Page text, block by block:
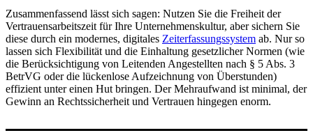
Zusammenfassend lässt sich sagen: Nutzen Sie die Freiheit der
Vertrauensarbeitszeit für Ihre Unternehmenskultur, aber sichern Sie
diese durch ein modernes, digitales Zeiterfassungssystem ab. Nur so
lassen sich Flexibilität und die Einhaltung gesetzlicher Normen (wie
die Berücksichtigung von Leitenden Angestellten nach § 5 Abs. 3
BetrVG oder die lückenlose Aufzeichnung von Überstunden)
effizient unter einen Hut bringen. Der Mehraufwand ist minimal, der
Gewinn an Rechtssicherheit und Vertrauen hingegen enorm.